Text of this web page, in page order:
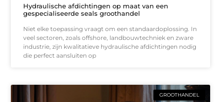
Hydraulische afdichtingen op maat van een
gespecialiseerde seals groothandel
Niet elke toepassing vraagt om een standaardoplossing. In
veel sectoren, zoals offshore, landbouwtechniek en zware
industrie, zijn kwalitatieve hydraulische afdichtingen nodig
die perfect aansluiten op
GROOTHANDEL